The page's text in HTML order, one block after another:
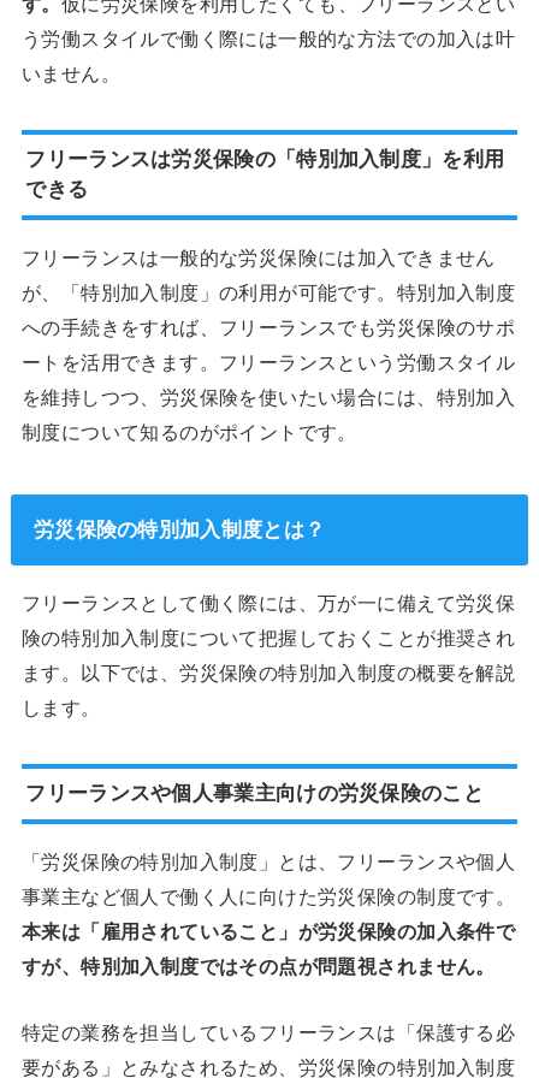
う労働スタイルで働く際には一般的な方法での加入は叶
いません。
フリーランスは労災保険の「特別加入制度」を利用
できる
フリーランスは一般的な労災保険には加入できません
が、「特別加入制度」の利用が可能です。特別加入制度
への手続きをすれば、フリーランスでも労災保険のサポ
ートを活用できます。フリーランスという労働スタイル
を維持しつつ、労災保険を使いたい場合には、特別加入
制度について知るのがポイントです。
労災保険の特別加入制度とは？
フリーランスとして働く際には、万が一に備えて労災保
険の特別加入制度について把握しておくことが推奨され
ます。以下では、労災保険の特別加入制度の概要を解説
します。
フリーランスや個人事業主向けの労災保険のこと
「労災保険の特別加入制度」とは、フリーランスや個人
事業主など個人で働く人に向けた労災保険の制度です。
本来は「雇用されていること」が労災保険の加入条件で
すが、特別加入制度ではその点が問題視されません。
特定の業務を担当しているフリーランスは「保護する必
要がある」とみなされるため、労災保険の特別加入制度